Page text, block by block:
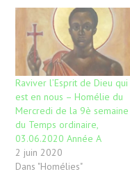
Raviver l’Esprit de Dieu qui
est en nous – Homélie du
Mercredi de la 9è semaine
du Temps ordinaire,
03.06.2020 Année A
2 juin 2020
Dans "Homélies"